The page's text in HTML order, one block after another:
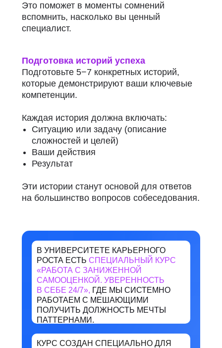
Это поможет в моменты сомнений
вспомнить, насколько вы ценный
специалист.
Подготовка историй успеха
Подготовьте 5−7 конкретных историй,
которые демонстрируют ваши ключевые
компетенции.
Каждая история должна включать:
Ситуацию или задачу (описание
сложностей и целей)
Ваши действия
Результат
Эти истории станут основой для ответов
на большинство вопросов собеседования.
В УНИВЕРСИТЕТЕ КАРЬЕРНОГО
РОСТА ЕСТЬ СПЕЦИАЛЬНЫЙ КУРС
«РАБОТА С ЗАНИЖЕННОЙ
САМООЦЕНКОЙ. УВЕРЕННОСТЬ
В СЕБЕ 24/7», ГДЕ МЫ СИСТЕМНО
РАБОТАЕМ С МЕШАЮЩИМИ
ПОЛУЧИТЬ ДОЛЖНОСТЬ МЕЧТЫ
ПАТТЕРНАМИ.
КУРС СОЗДАН СПЕЦИАЛЬНО ДЛЯ